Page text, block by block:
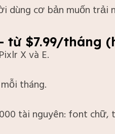
dùng cơ bản muốn trải
từ $7.99/tháng
X và E.
tháng.
tài nguyên: font